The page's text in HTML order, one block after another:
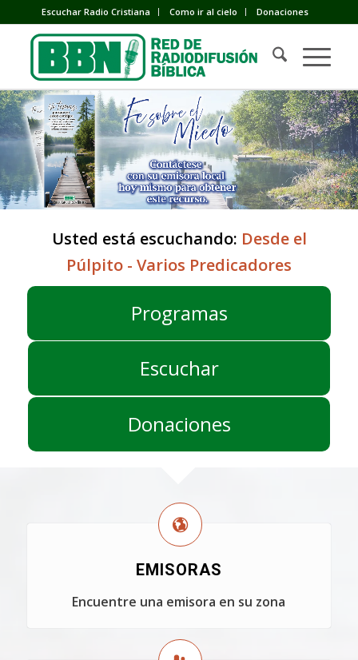
Escuchar Radio Cristiana Como ir al cielo Donaciones
Usted está escuchando: Desde el
Púlpito - Varios Predicadores
Programas
Escuchar
Donaciones
EMISORAS
Encuentre una emisora en su zona